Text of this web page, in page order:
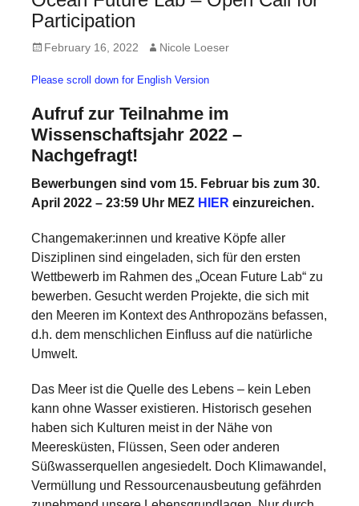
forward!
find
and
spread
sustainable
solutions
against
Anthropogenic
problems.
Art
be
catalyst
change,
while
entrepreneurship
Participation
Posted
February 16, 2022 Author
Nicole Loeser
Please scroll down for English Version
Aufruf zur Teilnahme im
Wissenschaftsjahr 2022 –
Nachgefragt!
Bewerbungen sind vom 15. Februar bis zum 30.
April 2022 – 23:59 Uhr MEZ HIER einzureichen.
Changemaker:innen und kreative Köpfe aller
Disziplinen sind eingeladen, sich für den ersten
Wettbewerb im Rahmen des „Ocean Future Lab“ zu
bewerben. Gesucht werden Projekte, die sich mit
den Meeren im Kontext des Anthropozäns befassen,
d.h. dem menschlichen Einfluss auf die natürliche
Umwelt.
Das Meer ist die Quelle des Lebens – kein Leben
kann ohne Wasser existieren. Historisch gesehen
haben sich Kulturen meist in der Nähe von
Meeresküsten, Flüssen, Seen oder anderen
Süßwasserquellen angesiedelt. Doch Klimawandel,
Vermüllung und Ressourcenausbeutung gefährden